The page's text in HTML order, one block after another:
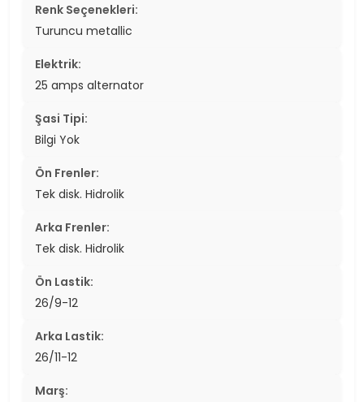
Renk Seçenekleri:
Turuncu metallic
Elektrik:
25 amps alternator
Şasi Tipi:
Bilgi Yok
Ön Frenler:
Tek disk. Hidrolik
Arka Frenler:
Tek disk. Hidrolik
Ön Lastik:
26/9-12
Arka Lastik:
26/11-12
Marş: